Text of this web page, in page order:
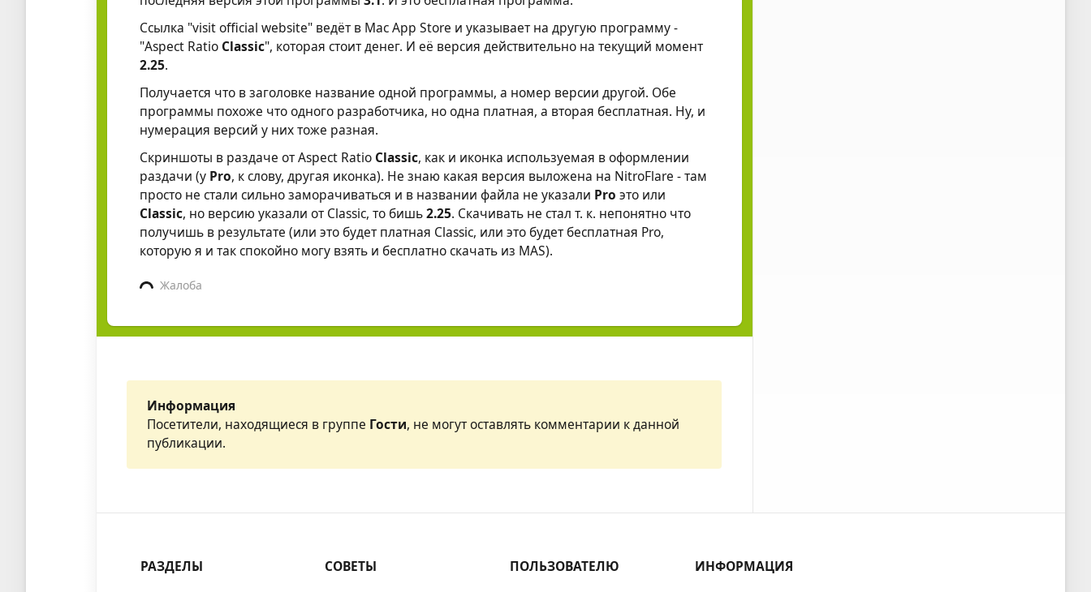
Ссылка "visit official website" ведёт в Mac App Store и указывает на другую программу -
"Aspect Ratio Classic", которая стоит денег. И её версия действительно на текущий момент
2.25.
Получается что в заголовке название одной программы, а номер версии другой. Обе
программы похоже что одного разработчика, но одна платная, а вторая бесплатная. Ну, и
нумерация версий у них тоже разная.
Скриншоты в раздаче от Aspect Ratio Classic, как и иконка используемая в оформлении
раздачи (у Pro, к слову, другая иконка). Не знаю какая версия выложена на NitroFlare - там
просто не стали сильно заморачиваться и в названии файла не указали Pro это или
Classic, но версию указали от Classic, то бишь2.25. Скачивать не стал т. к. непонятно что
получишь в результате (или это будет платная Classic, или это будет бесплатная Pro,
которую я и так спокойно могу взять и бесплатно скачать из MAS).
Жалоба
Информация
Посетители, находящиеся в группе Гости, не могут оставлять комментарии к данной
публикации.
РАЗДЕЛЫ
СОВЕТЫ
ПОЛЬЗОВАТЕЛЮ
ИНФОРМАЦИЯ